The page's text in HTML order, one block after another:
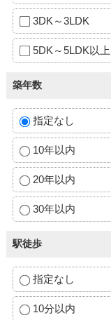
3DK～3LDK
5DK～5LDK以上
築年数
指定なし
10年以内
20年以内
30年以内
駅徒歩
指定なし
10分以内